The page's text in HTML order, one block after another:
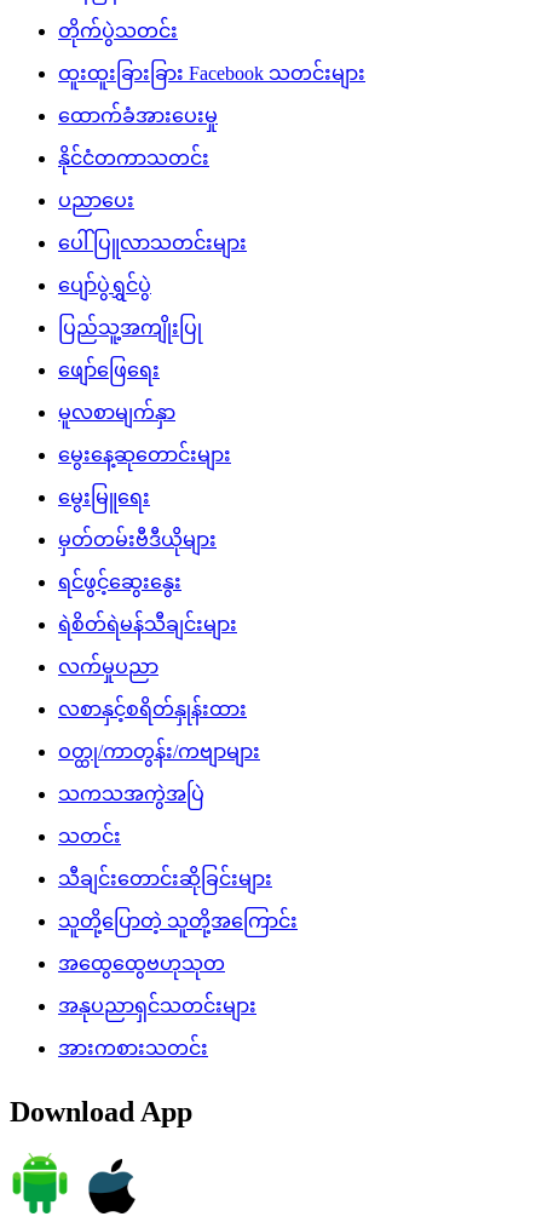
တိုက်ပွဲသတင်း
ထူးထူးခြားခြား Facebook သတင်းများ
ထောက်ခံအားပေးမှု
နိုင်ငံတကာသတင်း
ပညာပေး
ပေါ်ပြူလာသတင်းများ
ပျော်ပွဲရွှင်ပွဲ
ပြည်သူ့အကျိုးပြု
ဖျော်ဖြေရေး
မူလစာမျက်နှာ
မွေးနေ့ဆုတောင်းများ
မွေးမြူရေး
မှတ်တမ်းဗီဒီယိုများ
ရင်ဖွင့်ဆွေးနွေး
ရဲစိတ်ရဲမန်သီချင်းများ
လက်မှုပညာ
လစာနှင့်စရိတ်နှုန်းထား
ဝတ္ထု/ကာတွန်း/ကဗျာများ
သကသအကွဲအပြဲ
သတင်း
သီချင်းတောင်းဆိုခြင်းများ
သူတို့ပြောတဲ့ သူတို့အကြောင်း
အထွေထွေဗဟုသုတ
အနုပညာရှင်သတင်းများ
အားကစားသတင်း
Download App